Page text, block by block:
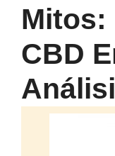
Mitos:
CBD